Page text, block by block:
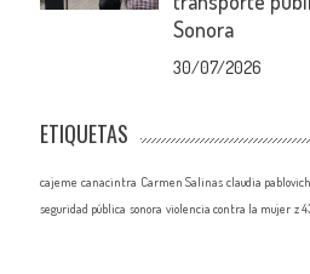
Sonora
30/07/2026
ETIQUETAS
cajeme canacintra Carmen Salinas claudia pablovich
seguridad pública sonora violencia contra la mujer z